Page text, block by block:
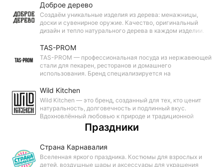
Доброе дерево
Создаём уникальные изделия из дерева: менажницы,
доски и сувенирное оружие. Качество, оригинальный
дизайн и тепло натурального дерева в каждом изделии.
TAS-PROM
TAS-PROM — профессиональная посуда из нержавеющей
стали для пекарен, ресторанов и домашнего
использования. Бренд специализируется на
выдерживают интенсивную эксплуатацию в условиях
пищевого производства.
Wild Kitchen
Wild Kitchen — это бренд, созданный для тех, кто ценит
натуральность, долговечность и подлинный вкус.
Вдохновлённый любовью к природе и традиционной
кулинарии. Wild Kitchen предлагает широкий ассортимент
посуды из чугуна и натурального дерева.
Праздники
Страна Карнавалия
Вселенная яркого праздника. Костюмы для взрослых и
детей, воздушные шары и аксессуары для украшения